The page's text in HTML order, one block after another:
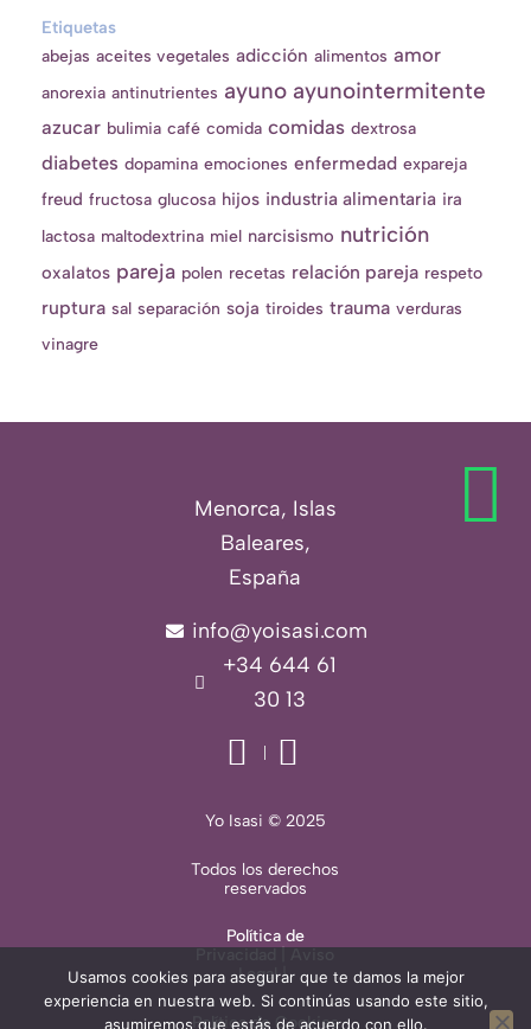
Etiquetas
abejas aceites vegetales adicción alimentos amor
anorexia antinutrientes ayuno ayunointermitente
azucar bulimia café comida comidas dextrosa
diabetes dopamina emociones enfermedad expareja
freud fructosa glucosa hijos industria alimentaria ira
lactosa maltodextrina miel narcisismo nutrición
oxalatos pareja polen recetas relación pareja respeto
ruptura sal separación soja tiroides trauma verduras
vinagre
Menorca, Islas
Baleares,
España
info@yoisasi.com
+34 644 61
30 13
Yo Isasi © 2025
Todos los derechos
reservados
Política de
Legal|
Política de Cookies
Usamos cookies para asegurar que te damos la mejor
experiencia en nuestra web. Si continúas usando este sitio,
asumiremos que estás de acuerdo con ello.